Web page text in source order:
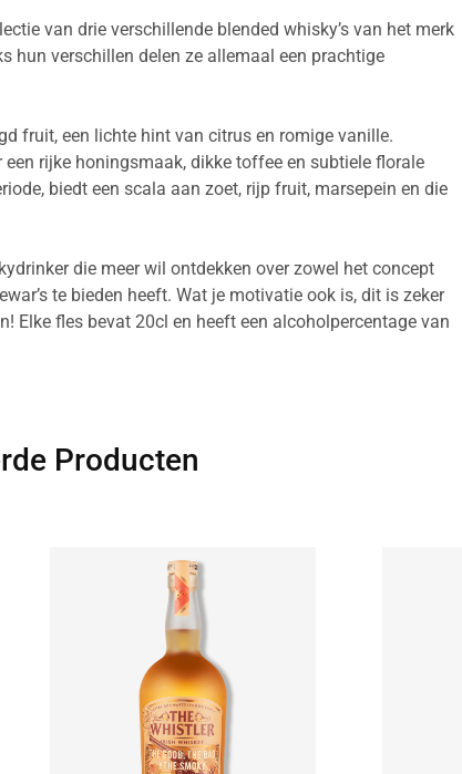
van drie verschillende blended whisky’s van het merk
hun verschillen delen ze allemaal een prachtige
fruit, een lichte hint van citrus en romige vanille.
rijke honingsmaak, dikke toffee en subtiele florale
biedt een scala aan zoet, rijp fruit, marsepein en die
die meer wil ontdekken over zowel het concept
te bieden heeft. Wat je motivatie ook is, dit is zeker
Elke fles bevat 20cl en heeft een alcoholpercentage van
Producten